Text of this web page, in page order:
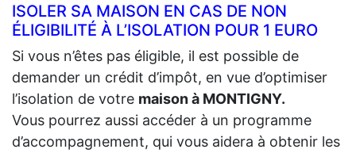
ISOLER SA MAISON EN CAS DE NON
ÉLIGIBILITÉ À L’ISOLATION POUR 1 EURO
Si vous n’êtes pas éligible, il est possible de
demander un crédit d’impôt, en vue d’optimiser
l’isolation de votre maison à MONTIGNY.
Vous pourrez aussi accéder à un programme
d’accompagnement, qui vous aidera à obtenir les